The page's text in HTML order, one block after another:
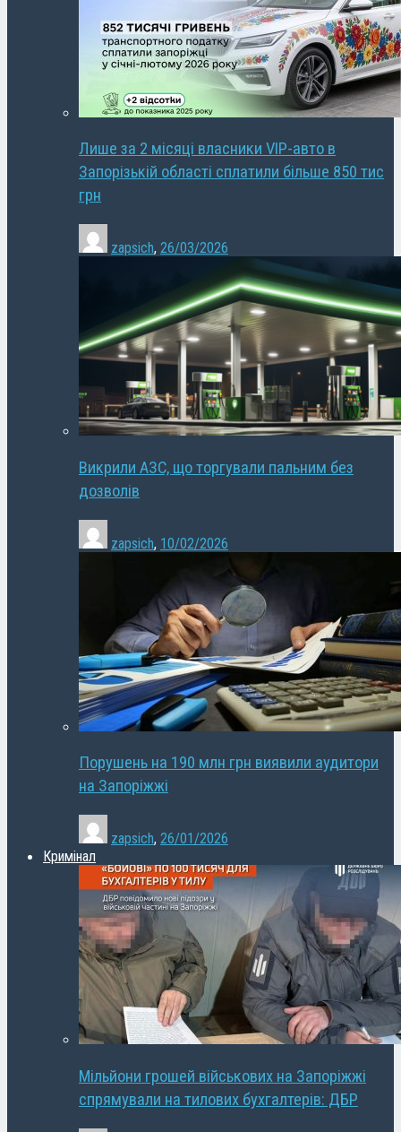
Лише за 2 місяці власники VIP-авто в
Запорізькій області сплатили більше 850 тис
грн
zapsich, 26/03/2026
Викрили АЗС, що торгували пальним без
дозволів
zapsich, 10/02/2026
Порушень на 190 млн грн виявили аудитори
на Запоріжжі
zapsich, 26/01/2026
Кримінал
Мільйони грошей військових на Запоріжжі
спрямували на тилових бухгалтерів: ДБР